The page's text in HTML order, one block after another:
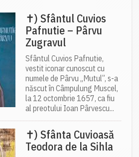
✝) Sfântul Cuvios
Pafnutie – Pârvu
Zugravul
Sfântul Cuvios Pafnutie,
vestit iconar cunoscut cu
numele de Pârvu „Mutul”, s-a
născut în Câmpulung Muscel,
la 12 octombrie 1657, ca fiu
al preotului Ioan Pârvescu...
✝) Sfânta Cuvioasă
Teodora de la Sihla